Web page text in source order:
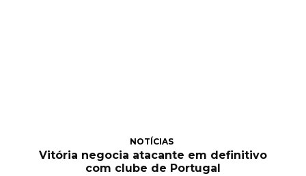
NOTÍCIAS
Vitória negocia atacante em definitivo
com clube de Portugal